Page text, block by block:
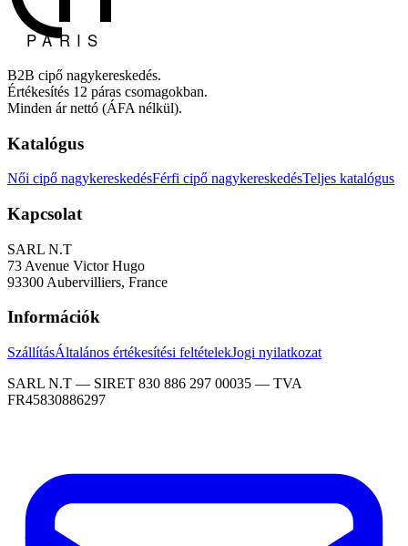
B2B cipő nagykereskedés.
Értékesítés 12 páras csomagokban.
Minden ár nettó (ÁFA nélkül).
Katalógus
Női cipő nagykereskedésFérfi cipő nagykereskedésTeljes katalógus
Kapcsolat
SARL N.T
73 Avenue Victor Hugo
93300 Aubervilliers, France
Információk
SzállításÁltalános értékesítési feltételekJogi nyilatkozat
SARL N.T — SIRET 830 886 297 00035 — TVA
FR45830886297